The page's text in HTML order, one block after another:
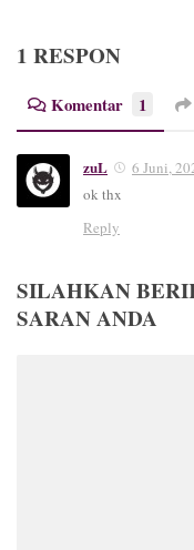
1 RESPON
Komentar 1
zuL
6 Juni,
ok thx
Reply
SILAHKAN
SARAN ANDA